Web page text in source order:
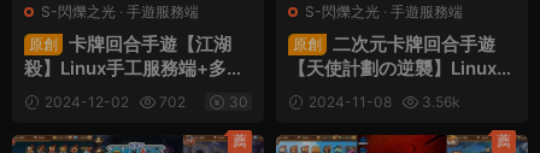
S-閃爍之光 · 手遊服務端
原創
卡牌回合手遊【江湖
殺】Linux手工服務端+多區
跨服+安卓蘋果雙端+CDK授
權後台+視頻架設教程
2024-12-02 702 30
S-閃爍之光 · 手遊服務端
原創
二次元卡牌回合手遊
【天使計劃の逆襲】Linux手
工服務端+多區跨服+GM授
權後台+物品ID+安卓+視頻
架設教程
2024-11-08
3.56k
薦 薦